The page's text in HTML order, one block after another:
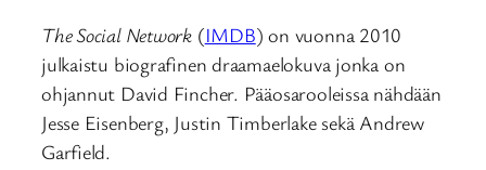
The Social Network (IMDB) on vuonna 2010
julkaistu biografinen draamaelokuva jonka on
ohjannut David Fincher. Pääosarooleissa nähdään
Jesse Eisenberg, Justin Timberlake sekä Andrew
Garfield.